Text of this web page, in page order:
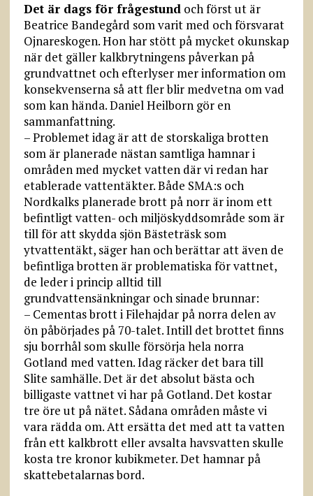
Det är dags för frågestundoch först ut är
Beatrice Bandegård som varit med och försvarat
Ojnareskogen. Hon har stött på mycket okunskap
när det gäller kalkbrytningens påverkan på
grundvattnet och efterlyser mer information om
konsekvenserna så att fler blir medvetna om vad
som kan hända. Daniel Heilborn gör en
sammanfattning.
– Problemet idag är att de storskaliga brotten
som är planerade nästan samtliga hamnar i
områden med mycket vatten där vi redan har
etablerade vattentäkter. Både SMA:s och
Nordkalks planerade brott på norr är inom ett
befintligt vatten- och miljöskyddsområde som är
till för att skydda sjön Bästeträsk som
ytvattentäkt, säger han och berättar att även de
befintliga brotten är problematiska för vattnet,
de leder i princip alltid till
grundvattensänkningar och sinade brunnar:
– Cementas brott i Filehajdar på norra delen av
ön påbörjades på 70-talet. Intill det brottet finns
sju borrhål som skulle försörja hela norra
Gotland med vatten. Idag räcker det bara till
Slite samhälle. Det är det absolut bästa och
billigaste vattnet vi har på Gotland. Det kostar
tre öre ut på nätet. Sådana områden måste vi
vara rädda om. Att ersätta det med att ta vatten
från ett kalkbrott eller avsalta havsvatten skulle
kosta tre kronor kubikmeter. Det hamnar på
skattebetalarnas bord.